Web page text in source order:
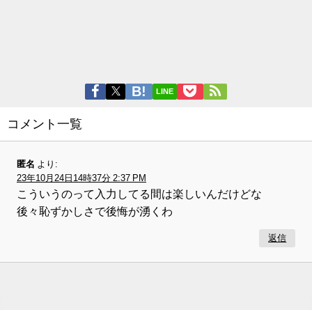
LINE
コメント一覧
匿名 より:
23年10月24日14時37分 2:37 PM
こういうのって入力してる間は楽しいんだけどな
後々恥ずかしさで後悔が湧くわ
返信